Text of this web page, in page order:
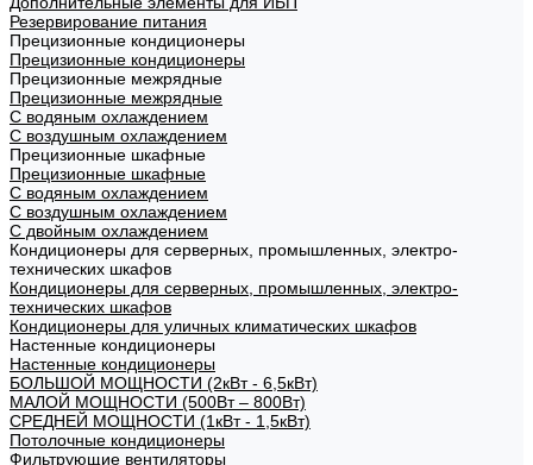
Резервирование питания
Прецизионные кондиционеры
Прецизионные кондиционеры
Прецизионные межрядные
Прецизионные межрядные
С водяным охлаждением
С воздушным охлаждением
Прецизионные шкафные
Прецизионные шкафные
С водяным охлаждением
С воздушным охлаждением
С двойным охлаждением
Кондиционеры для серверных, промышленных, электро-
технических шкафов
Кондиционеры для серверных, промышленных, электро-
технических шкафов
Кондиционеры для уличных климатических шкафов
Настенные кондиционеры
Настенные кондиционеры
БОЛЬШОЙ МОЩНОСТИ (2кВт - 6,5кВт)
МАЛОЙ МОЩНОСТИ (500Вт – 800Вт)
СРЕДНЕЙ МОЩНОСТИ (1кВт - 1,5кВт)
Потолочные кондиционеры
Фильтрующие вентиляторы